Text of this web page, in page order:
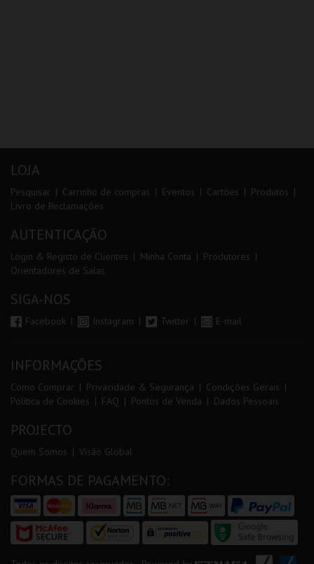
LOJA
Pesquisar Carrinho de compras Eventos Cartões
Produtos
Livro de Reclamações
AUTENTICAÇÃO
Login & Registo de Clientes Minha Conta
Produtores
Orientadores de Salas
SIGA-NOS
Facebook Instagram Twitter E-mail
INFORMAÇÕES
Como Comprar Privacidade & Segurança
Condições Gerais
Política de Cookies
FAQ Pontos de Venda Dados Pessoais
PROJECTO
Quem Somos Visão Global
FORMAS DE PAGAMENTO: